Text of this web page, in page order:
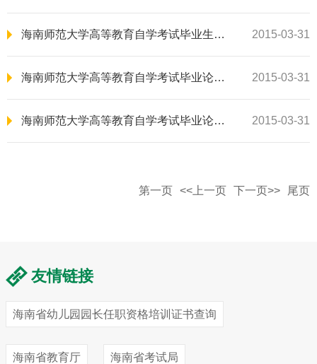
海南师范大学高等教育自学考试毕业生学士学位申请的有关说明 2015-03-31
海南师范大学高等教育自学考试毕业论文指导细则（专接本考生） 2015-03-31
海南师范大学高等教育自学考试毕业论文指导细则（社会考生） 2015-03-31
第一页 <<上一页 下一页>> 尾页
友情链接
海南省幼儿园园长任职资格培训证书查询
海南省教育厅 海南省考试局